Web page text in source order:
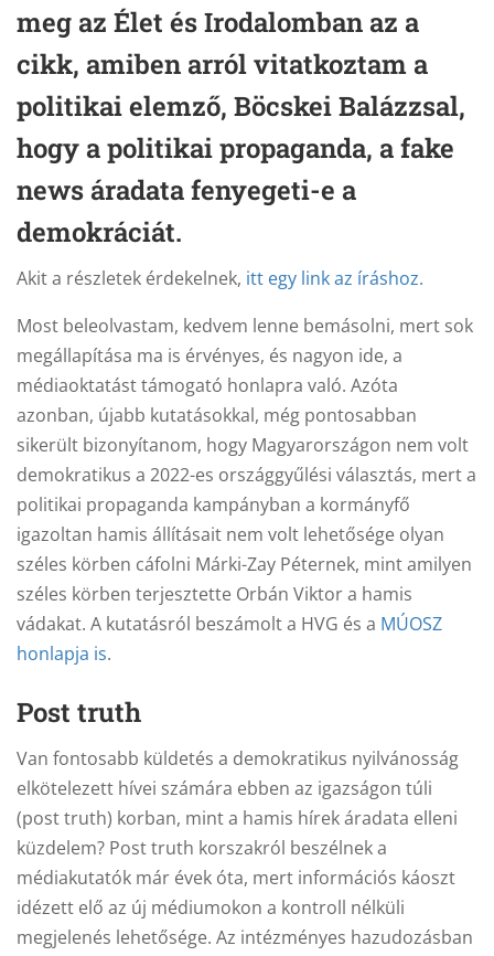
meg az Élet és Irodalomban az a
cikk, amiben arról vitatkoztam a
politikai elemző, Böcskei Balázzsal,
hogy a politikai propaganda, a fake
news áradata fenyegeti-e a
demokráciát.
Akit a részletek érdekelnek, itt egy link az íráshoz.
Most beleolvastam, kedvem lenne bemásolni, mert sok
megállapítása ma is érvényes, és nagyon ide, a
médiaoktatást támogató honlapra való. Azóta
azonban, újabb kutatásokkal, még pontosabban
sikerült bizonyítanom, hogy Magyarországon nem volt
demokratikus a 2022-es országgyűlési választás, mert a
politikai propaganda kampányban a kormányfő
igazoltan hamis állításait nem volt lehetősége olyan
széles körben cáfolni Márki-Zay Péternek, mint amilyen
széles körben terjesztette Orbán Viktor a hamis
vádakat. A kutatásról beszámolt a HVG és a MÚOSZ
honlapja is.
Post truth
Van fontosabb küldetés a demokratikus nyilvánosság
elkötelezett hívei számára ebben az igazságon túli
(post truth) korban, mint a hamis hírek áradata elleni
küzdelem? Post truth korszakról beszélnek a
médiakutatók már évek óta, mert információs káoszt
idézett elő az új médiumokon a kontroll nélküli
megjelenés lehetősége. Az intézményes hazudozásban